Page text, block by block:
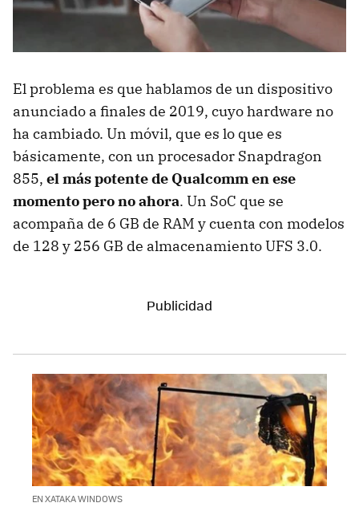
El problema es que hablamos de un dispositivo
anunciado a finales de 2019, cuyo hardware no
ha cambiado. Un móvil, que es lo que es
básicamente, con un procesador Snapdragon
855, el más potente de Qualcomm en ese
momento pero no ahora. Un SoC que se
acompaña de 6 GB de RAM y cuenta con modelos
de 128 y 256 GB de almacenamiento UFS 3.0.
EN XATAKA WINDOWS